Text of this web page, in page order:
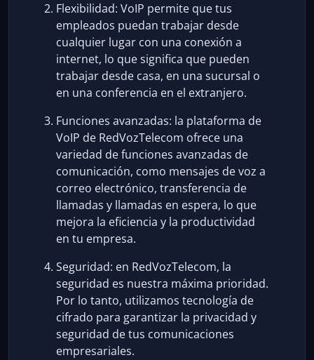
Flexibilidad: VoIP permite que tus
empleados puedan trabajar desde
cualquier lugar con una conexión a
internet, lo que significa que pueden
trabajar desde casa, en una sucursal o
en una conferencia en el extranjero.
Funciones avanzadas: la plataforma de
VoIP de RedVozTelecom ofrece una
variedad de funciones avanzadas de
comunicación, como mensajes de voz a
correo electrónico, transferencia de
llamadas y llamadas en espera, lo que
mejora la eficiencia y la productividad
en tu empresa.
Seguridad: en RedVozTelecom, la
seguridad es nuestra máxima prioridad.
Por lo tanto, utilizamos tecnología de
cifrado para garantizar la privacidad y
seguridad de tus comunicaciones
empresariales.